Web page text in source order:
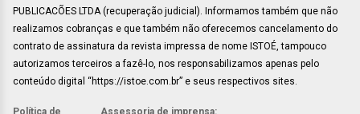
PUBLICACÕES LTDA (recuperação judicial). Informamos também que não
realizamos cobranças e que também não oferecemos cancelamento do
contrato de assinatura da revista impressa de nome ISTOÉ, tampouco
autorizamos terceiros a fazê-lo, nos responsabilizamos apenas pelo
conteúdo digital “https://istoe.com.br” e seus respectivos sites.
Política de Assessoria de imprensa: